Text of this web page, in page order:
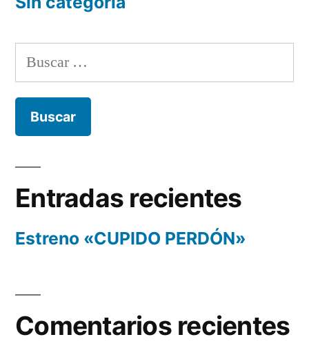
Buscar:
Entradas recientes
Estreno «CUPIDO PERDÓN»
Comentarios recientes